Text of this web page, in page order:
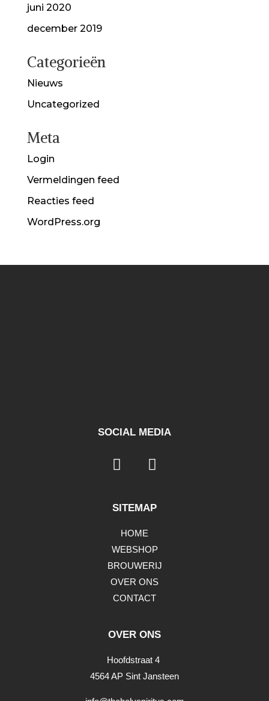
juni 2020
december 2019
Categorieën
Nieuws
Uncategorized
Meta
Login
Vermeldingen feed
Reacties feed
WordPress.org
SOCIAL MEDIA
SITEMAP
HOME
WEBSHOP
BROUWERIJ
OVER ONS
CONTACT
OVER ONS
Hoofdstraat 4
4564 AP Sint Jansteen